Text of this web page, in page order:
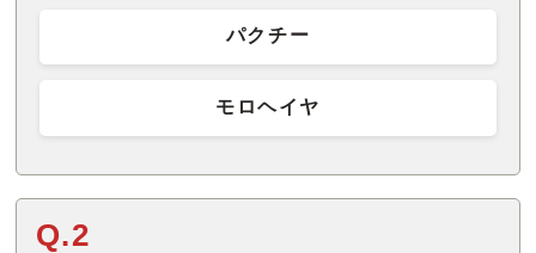
パクチー
モロヘイヤ
Q.2